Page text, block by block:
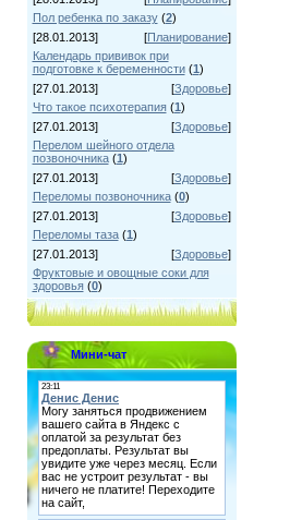
Пол ребенка по заказу (2)
[28.01.2013]
[Планирование]
Календарь прививок при
подготовке к беременности (1)
[27.01.2013]
[Здоровье]
Что такое психотерапия (1)
[27.01.2013]
[Здоровье]
Перелом шейного отдела
позвоночника (1)
[27.01.2013]
[Здоровье]
Переломы позвоночника (0)
[27.01.2013]
[Здоровье]
Переломы таза (1)
[27.01.2013]
[Здоровье]
Фруктовые и овощные соки для
здоровья (0)
Мини-чат